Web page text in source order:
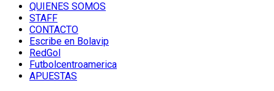
QUIENES SOMOS
STAFF
CONTACTO
Escribe en Bolavip
RedGol
Futbolcentroamerica
APUESTAS